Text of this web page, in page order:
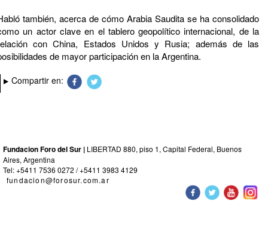
también, acerca de cómo Arabia Saudita se ha consolidado
un actor clave en el tablero geopolítico internacional, de la
con China, Estados Unidos y Rusia; además de las
de mayor participación en la Argentina.
Compartir en:
Fundacion Foro del Sur | LIBERTAD 880, piso 1, Capital Federal, Buenos
Aires, Argentina
Tel: +5411 7536 0272 / +5411 3983 4129
fundacion@forosur.com.ar